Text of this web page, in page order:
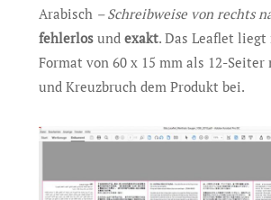
Arabisch – Schreibweise von rechts
fehlerlosund exakt. Das Leaflet
Format von 60 x 15 mm als 12-
und Kreuzbruch dem Produkt bei.